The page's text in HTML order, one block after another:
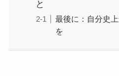
と
最後に：自分史
を